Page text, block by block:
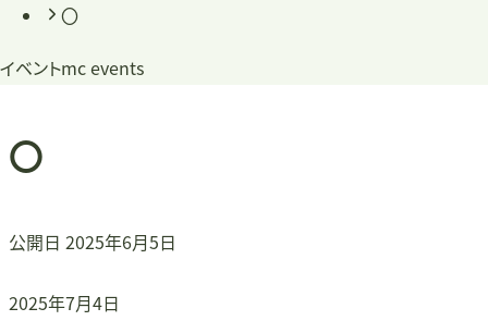
イベントmc events
〇
〇
公開日 2025年6月5日
〇
2025年7月4日